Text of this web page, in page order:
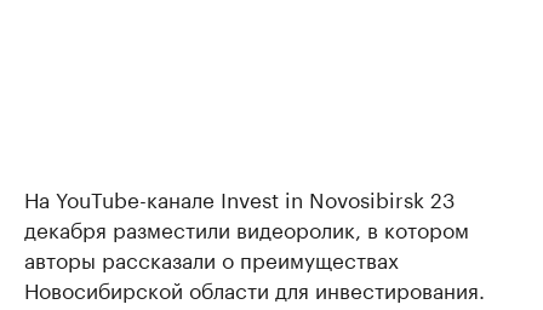
На YouTube-канале Invest in Novosibirsk 23
декабря разместили видеоролик, в котором
авторы рассказали о преимуществах
Новосибирской области для инвестирования.